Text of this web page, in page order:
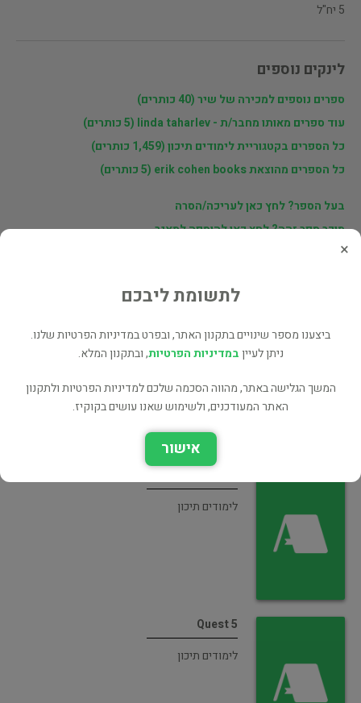
5 יח"ל
לינקים נוספים
ספרים נוספים למכירה של שיר (40 כותרים)
עוד ספרים מאותו מחבר/ת - linda taharlev (5 כותרים)
כל הספרים בקטגוריית לימודים תיכון (1,459 כותרים)
כל הספרים מהוצאת erik cohen books (5 כותרים)
בעל הספר? לחץ כאן לעריכה/הסרה
מוכר ספר זהה? לחץ כאן להוספה למאגר
ספרים נוספים מאת linda taharlev
לימודים תיכון
לימודים תיכון
Quest 5
לימודים תיכון
×
לתשומת ליבכם
ביצענו מספר שינויים בתקנון האתר, ובפרט במדיניות הפרטיות שלנו.
ניתן לעייןבמדיניות הפרטיות, ובתקנון המלא.
המשך הגלישה באתר, מהווה הסכמה שלכם למדיניות הפרטיות ולתקנון
האתר המעודכנים, ולשימוש שאנו עושים בקוקיז.
אישור